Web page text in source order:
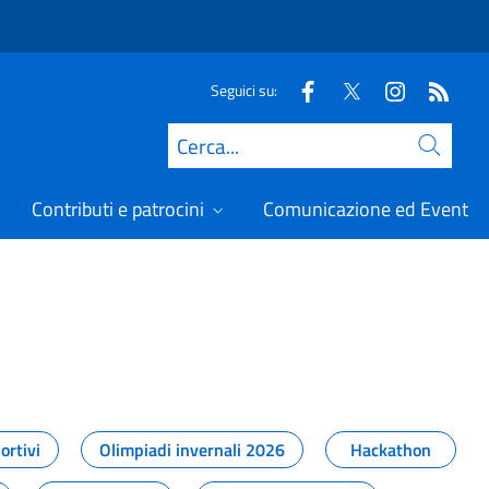
Seguici su:
Cerca
Contributi e patrocini Comunicazione ed Eventi
Olimpiadi invernali 2026
Hackathon